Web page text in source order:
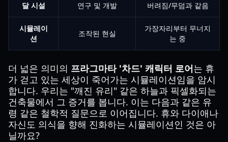
달 시설 연구 및 개발 버려짐/무덤과 같음
시뮬레이
션
조작된 현실
가장자리부터 무너지
는 중
더 넓은 의미의 프라그마타 '차드' 캐릭터 로어는 휴
가 걷고 있는 세상이 죽어가는 시뮬레이션임을 암시
합니다. 우리는 "깨진 유리" 같은 하늘과 픽셀화되는
건축물에서 그 증거를 봅니다. 이는 다음과 같은 유
령 같은 철학적 질문으로 이어집니다. 휴와 다이애나
자신도 의식을 향해 진화하는 시뮬레이션인 것은 아
닐까요?